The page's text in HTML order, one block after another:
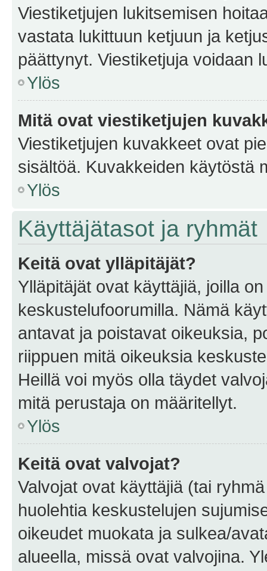
Viestiketjujen lukitsemisen
vastata lukittuun ketjuun ja
päättynyt. Viestiketjuja voidaan
Ylös
Mitä ovat viestiketjujen
Viestiketjujen kuvakkeet ovat
sisältöä. Kuvakkeiden käytöstä
Ylös
Käyttäjätasot ja ryhmät
Keitä ovat ylläpitäjät?
Ylläpitäjät ovat käyttäjiä, joilla
keskustelufoorumilla. Nämä
antavat ja poistavat oikeuksia,
riippuen mitä oikeuksia
Heillä voi myös olla täydet
mitä perustaja on määritellyt.
Ylös
Keitä ovat valvojat?
Valvojat ovat käyttäjiä (tai
huolehtia keskustelujen
oikeudet muokata ja sulkea/
alueella, missä ovat valvojina.